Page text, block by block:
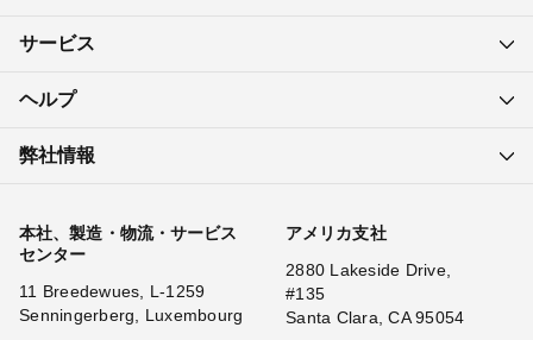
サービス
ヘルプ
弊社情報
本社、製造・物流・サービス
センター
11 Breedewues, L-1259
Senningerberg, Luxembourg
アメリカ支社
2880 Lakeside Drive,
#135
Santa Clara, CA 95054